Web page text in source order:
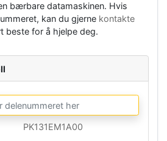
bærbare datamaskinen. Hvis
kan du gjerne kontakte
beste for å hjelpe deg.
PK131EM1A00